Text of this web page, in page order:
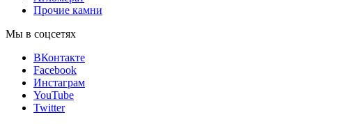
Прочие камни
Мы в соцсетях
ВКонтакте
Facebook
Инстаграм
YouTube
Twitter